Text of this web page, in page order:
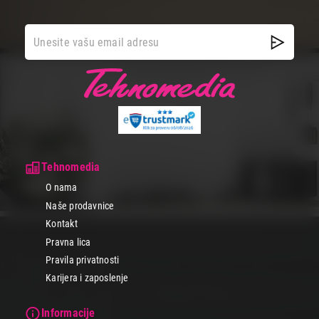
Sokovnici
povrća, zadržavajući sve vitamine i minerale. Sa širokim otvorom
za ceo plod i sistemom za odvajanje pulpe, omogućavaju brzu
pripremu zdravih i osvežavajućih napitaka.
neophodni za pripremu testa, kreme, šlaga i palačinki. Sa
nastavcima za mešenje i mućenje, obezbeđuju savršenu teksturu
vaših kulinarskih kreacija.
Seckalice
Kompaktne seckalice za brzo mlevenje i seckanje povrća,
začinskog bilja, orašastih plodova i drugih namirnica, sa oštrim
noževima i sigurnosnim sistemima. Uštedite vreme u pripremi
obroka uz jednostavno i efikasno seckanje u nekoliko sekundi.
Tehnomedia
O nama
Naše prodavnice
Kontakt
Pravna lica
Pravila privatnosti
Karijera i zaposlenje
Informacije